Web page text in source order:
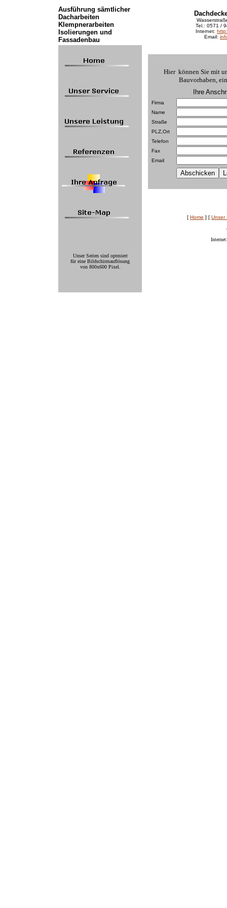
Ausführung sämtlicher
Dacharbeiten
Klempnerarbeiten
Isolierungen und
Fassadenbau
Tel.: 0571 /
Internet:
Email:
Unser Seiten sind optmiert
für eine Bildschirmauflösung
von 800x600 Pixel.
Hier können Sie mit
Bauvorhaben,
Ihre
Firma
Name
Straße
PLZ,Ort
Telefon
Fax
Email
[ Home ] [ Unser